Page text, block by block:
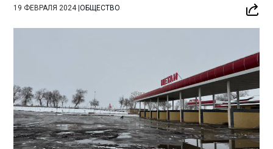
19 ФЕВРАЛЯ 2024|ОБЩЕСТВО